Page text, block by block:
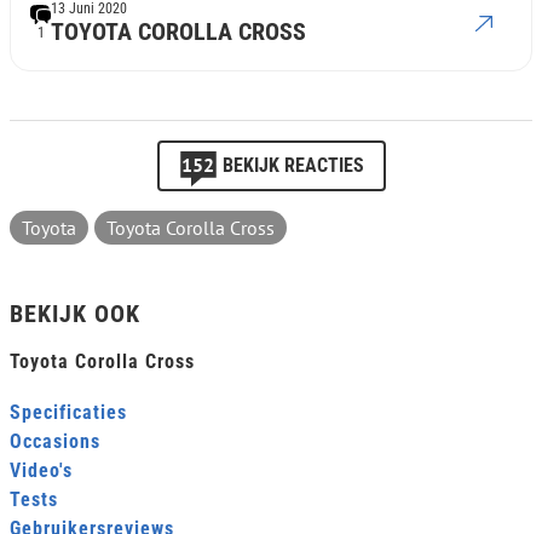
1 TOYOTA COROLLA CROSS
13 Juni 2020
152 BEKIJK REACTIES
Toyota Toyota Corolla Cross
BEKIJK OOK
Toyota Corolla Cross
Specificaties
Occasions
Video's
Tests
Gebruikersreviews